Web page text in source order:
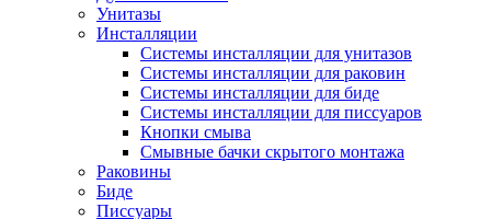
Унитазы
Инсталляции
Системы инсталляции для унитазов
Системы инсталляции для раковин
Системы инсталляции для биде
Системы инсталляции для писсуаров
Кнопки смыва
Смывные бачки скрытого монтажа
Раковины
Биде
Писсуары